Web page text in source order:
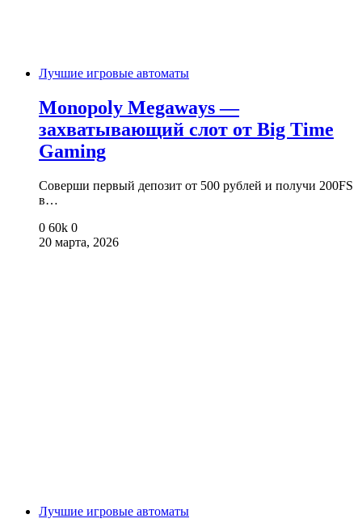
Лучшие игровые автоматы
Monopoly Megaways —
захватывающий слот от Big Time
Gaming
Соверши первый депозит от 500 рублей и получи 200FS
в…
0 60k 0
20 марта, 2026
Лучшие игровые автоматы